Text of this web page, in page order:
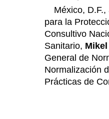
México,
para la
Consultivo
Sanitario,
General de
Normalización
Prácticas de